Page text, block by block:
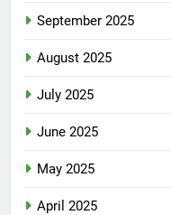
September 2025
August 2025
July 2025
June 2025
May 2025
April 2025